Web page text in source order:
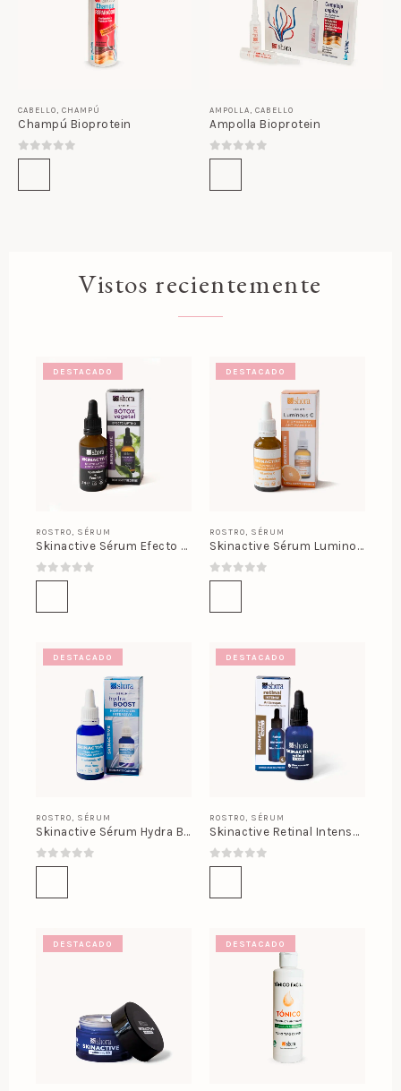
CABELLO CHAMPÚ
Champú Bioprotein
0out of 5
AMPOLLA CABELLO
Ampolla Bioprotein
0out of 5
Vistos recientemente
DESTACADO
ROSTRO SÉRUM
Skinactive Sérum Efecto Lifting
0out of 5
DESTACADO
ROSTRO SÉRUM
Skinactive Sérum Luminous C
0out of 5
DESTACADO
ROSTRO, SÉRUM
Skinactive Sérum Hydra Boost
0out of 5
DESTACADO
ROSTRO, SÉRUM
Skinactive Retinal Intense Sérum
0out of 5
DESTACADO DESTACADO